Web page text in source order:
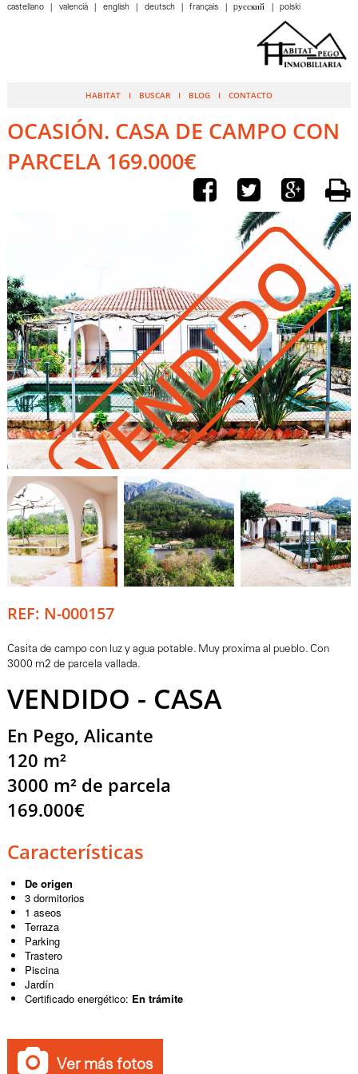
HABITAT BUSCAR BLOG CONTACTO
castellano valencià english deutsch français pусский polski
OCASIÓN. CASA DE CAMPO CON
PARCELA 169.000€
VENDIDO
REF: N-000157
Casita de campo con luz y agua potable. Muy proxima al pueblo. Con
3000 m2 de parcela vallada.
VENDIDO - CASA
En Pego, Alicante
120 m²
3000 m² de parcela
169.000€
Características
De origen
3 dormitorios
1 aseos
Terraza
Parking
Trastero
Piscina
Jardín
Certificado energético: En trámite
Ver más fotos